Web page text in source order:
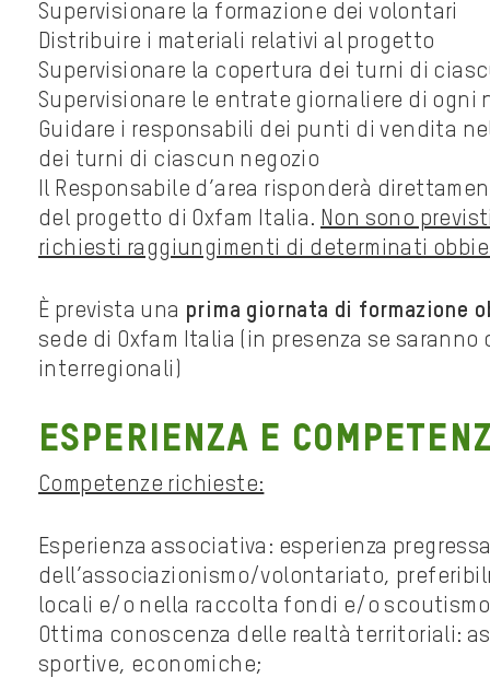
Supervisionare la formazione dei volontari
Distribuire i materiali relativi al progetto
Supervisionare la copertura dei turni di
Supervisionare le entrate giornaliere di ogni
Guidare i responsabili dei punti di vendita
dei turni di ciascun negozio
Il Responsabile d’area risponderà
del progetto di Oxfam Italia. Non sono
richiesti raggiungimenti di determinati
È prevista una prima giornata di formazione
sede di Oxfam Italia (in presenza se
interregionali)
Esperienza e
Competenze richieste:
Esperienza associativa: esperienza
dell’associazionismo/volontariato,
locali e/o nella raccolta fondi e/o
Ottima conoscenza delle realtà territoriali:
sportive, economiche;